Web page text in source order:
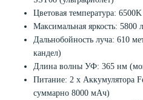
Цветовая температура:
Максимальная яркость: 5800
Дальнобойность луча: 610
кандел)
Длина волны УФ: 365 нм
Питание: 2 х Аккумулятора
суммарно 8000 мАч)